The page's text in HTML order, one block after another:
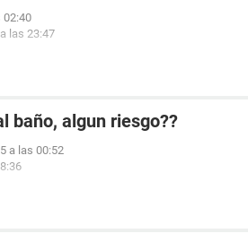
02:40
las 23:47
baño, algun riesgo??
a las 00:52